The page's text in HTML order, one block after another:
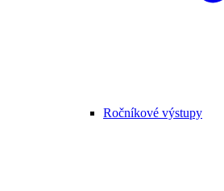
Ročníkové výstupy